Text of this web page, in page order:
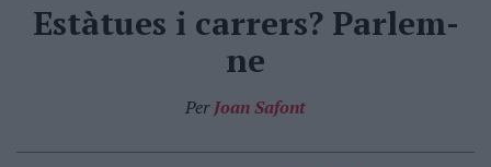
Estàtues i carrers? Parlem-
ne
PerJoan Safont